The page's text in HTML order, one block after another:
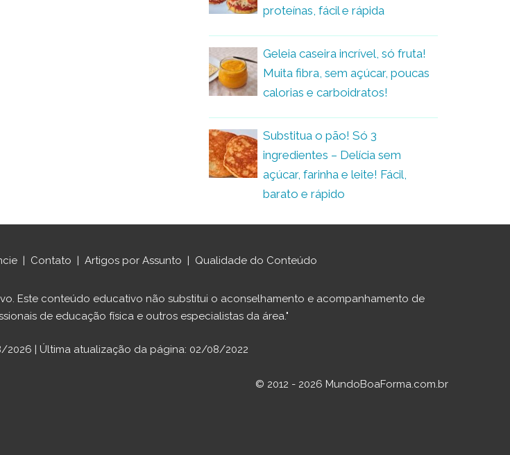
proteínas, fácil e rápida
Geleia caseira incrível, só fruta!
Muita fibra, sem açúcar, poucas
calorias e carboidratos!
Substitua o pão! Só 3
ingredientes – Delícia sem
açúcar, farinha e leite! Fácil,
barato e rápido
| Contato | Artigos por Assunto | Qualidade do Conteúdo
Este conteúdo educativo não substitui o aconselhamento e acompanhamento de
de educação física e outros especialistas da área."
| Última atualização da página: 02/08/2022
© 2012 - 2026 MundoBoaForma.com.br